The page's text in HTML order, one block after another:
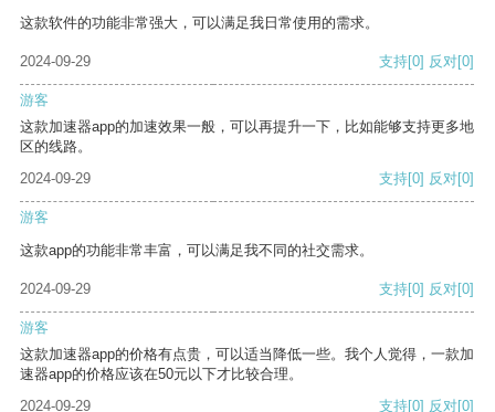
这款软件的功能非常强大，可以满足我日常使用的需求。
2024-09-29 支持[0] 反对[0]
游客
这款加速器app的加速效果一般，可以再提升一下，比如能够支持更多地
区的线路。
2024-09-29
支持[0] 反对[0]
游客
这款app的功能非常丰富，可以满足我不同的社交需求。
2024-09-29 支持[0] 反对[0]
游客
这款加速器app的价格有点贵，可以适当降低一些。我个人觉得，一款加
速器app的价格应该在50元以下才比较合理。
2024-09-29
支持[0] 反对[0]